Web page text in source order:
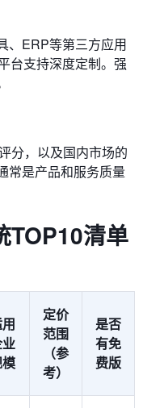
、ERP等第三方应用
台支持深度定制。强
分，以及国内市场的
常是产品和服务质量
TOP10清单
定价
范围
（参
考）
是否
有免
费版